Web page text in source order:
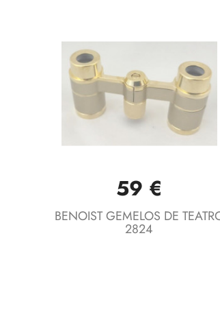
Vista rápida
59 €
BENOIST GEMELOS DE
2824